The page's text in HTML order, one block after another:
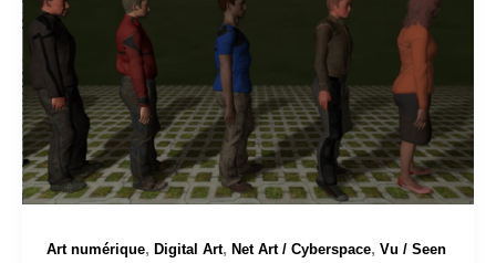
Art numérique, Digital Art, Net Art / Cyberspace, Vu / Seen